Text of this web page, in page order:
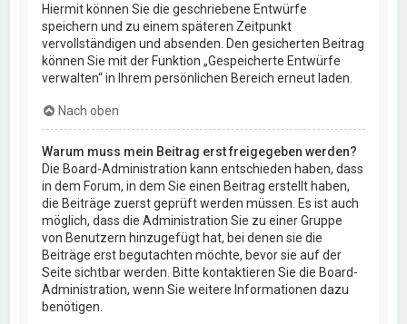
Hiermit können Sie die geschriebene Entwürfe
speichern und zu einem späteren Zeitpunkt
vervollständigen und absenden. Den gesicherten Beitrag
können Sie mit der Funktion „Gespeicherte Entwürfe
verwalten“ in Ihrem persönlichen Bereich erneut laden.
Nach oben
Warum muss mein Beitrag erst freigegeben werden?
Die Board-Administration kann entschieden haben, dass
in dem Forum, in dem Sie einen Beitrag erstellt haben,
die Beiträge zuerst geprüft werden müssen. Es ist auch
möglich, dass die Administration Sie zu einer Gruppe
von Benutzern hinzugefügt hat, bei denen sie die
Beiträge erst begutachten möchte, bevor sie auf der
Seite sichtbar werden. Bitte kontaktieren Sie die Board-
Administration, wenn Sie weitere Informationen dazu
benötigen.